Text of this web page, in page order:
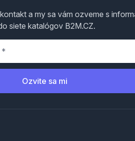
a my sa vám ozveme s
siete katalógov B2M.CZ.
Ozvite sa mi